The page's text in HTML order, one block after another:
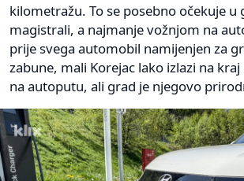
kilometražu. To se posebno očekuje u
magistrali, a najmanje vožnjom na
prije svega automobil namijenjen za
zabune, mali Korejac lako izlazi na kraj
na autoputu, ali grad je njegovo